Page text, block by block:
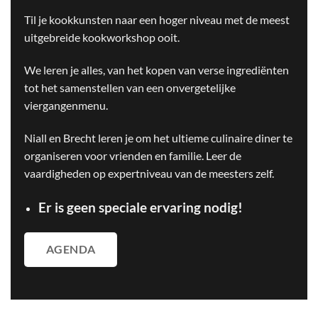
Til je kookkunsten naar een hoger niveau met de meest
uitgebreide kookworkshop ooit.
We leren je alles, van het kopen van verse ingrediënten
tot het samenstellen van een onvergetelijke
viergangenmenu.
Niall en Brecht leren je om het ultieme culinaire diner te
organiseren voor vrienden en familie. Leer de
vaardigheden op expertniveau van de meesters zelf.
Er is geen speciale ervaring nodig!
AGENDA